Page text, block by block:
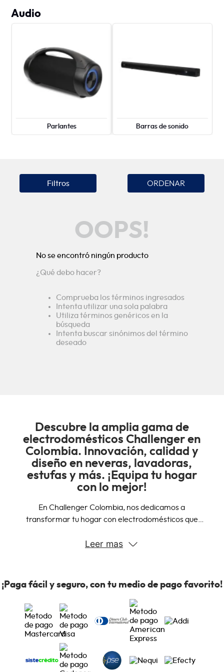
Audio
Parlantes Barras de sonido
Filtros
OOPS!
No se encontró ningún producto
¿Qué debo hacer?
Comprueba los términos ingresados
Intenta utilizar una sola palabra
Utiliza términos genéricos en la
búsqueda
Intenta buscar sinónimos del término
deseado
Descubre la amplia gama de
electrodomésticos Challenger en
Colombia. Innovación, calidad y
diseño en neveras, lavadoras,
estufas y más. ¡Equipa tu hogar
con lo mejor!
En Challenger Colombia, nos dedicamos a
transformar tu hogar con electrodomésticos que
gama de productos está diseñada para satisfacer
Leer mas
¡Paga fácil y seguro, con tu medio de pago favorito!